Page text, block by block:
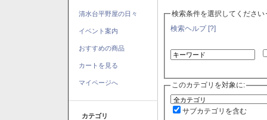
清水台平野屋の日々
イベント案内
おすすめの商品
カートを見る
マイページへ
カテゴリ
検索条件を選択してください
検索ヘルプ [?]
このカテゴリを対象に:
サブカテゴリを含む